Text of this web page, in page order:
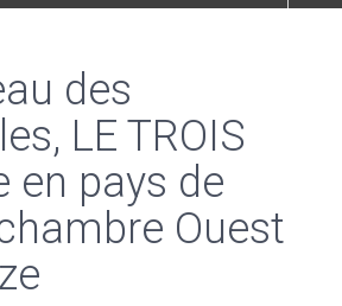
des
LE TROIS
en pays de
Ouest